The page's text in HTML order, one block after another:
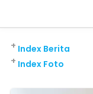
Index Berita
+
Index Foto
+